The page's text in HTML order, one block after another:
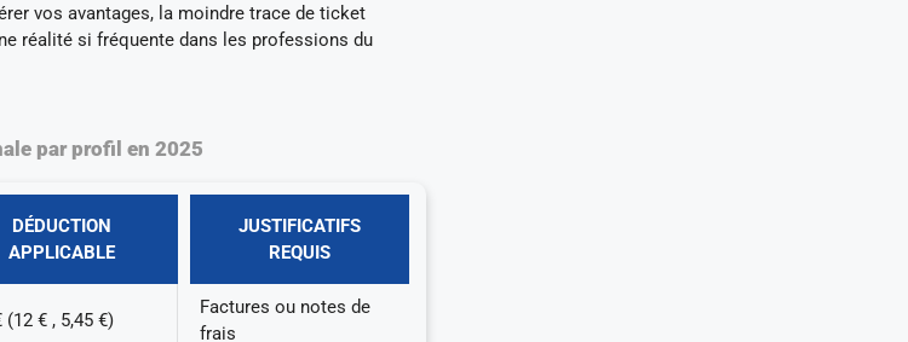
vos avantages, la moindre trace de ticket
réalité si fréquente dans les professions du
par profil en 2025
DÉDUCTION
APPLICABLE
JUSTIFICATIFS
REQUIS
(12 € , 5,45 €)
Factures ou notes de
frais